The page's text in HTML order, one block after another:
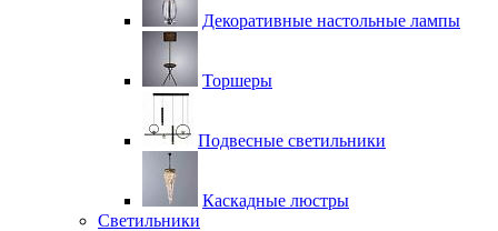
Декоративные настольные лампы
Торшеры
Подвесные светильники
Каскадные люстры
Светильники